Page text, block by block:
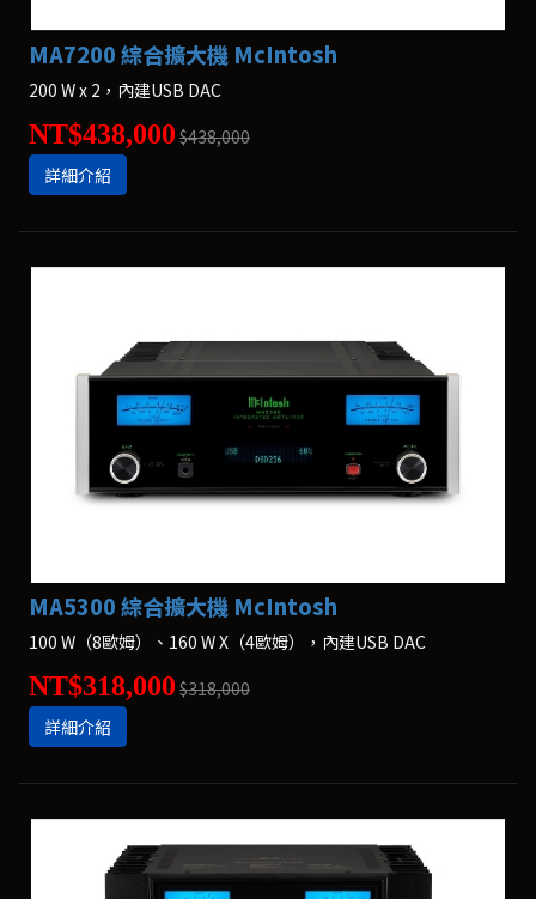
MA7200 綜合擴大機 McIntosh
200 W x 2，內建USB DAC
NT$438,000 $438,000
詳細介紹
MA5300 綜合擴大機 McIntosh
100 W（8歐姆）、160 W X（4歐姆），內建USB DAC
NT$318,000 $318,000
詳細介紹